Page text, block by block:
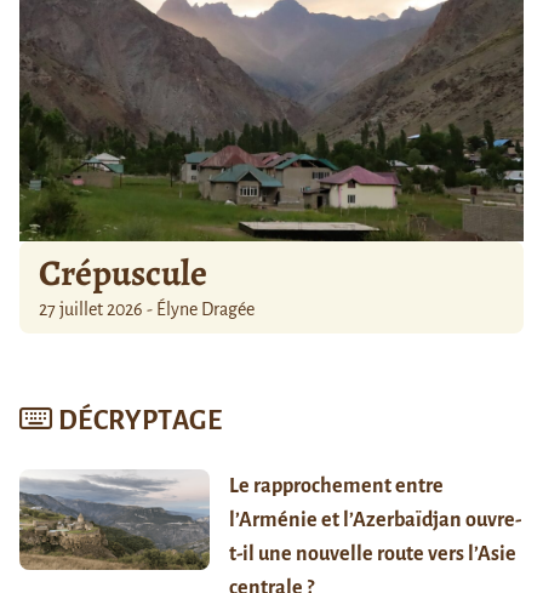
Crépuscule
27 juillet 2026 - Élyne Dragée
DÉCRYPTAGE
Le rapprochement entre
l’Arménie et l’Azerbaïdjan ouvre-
t-il une nouvelle route vers l’Asie
centrale ?